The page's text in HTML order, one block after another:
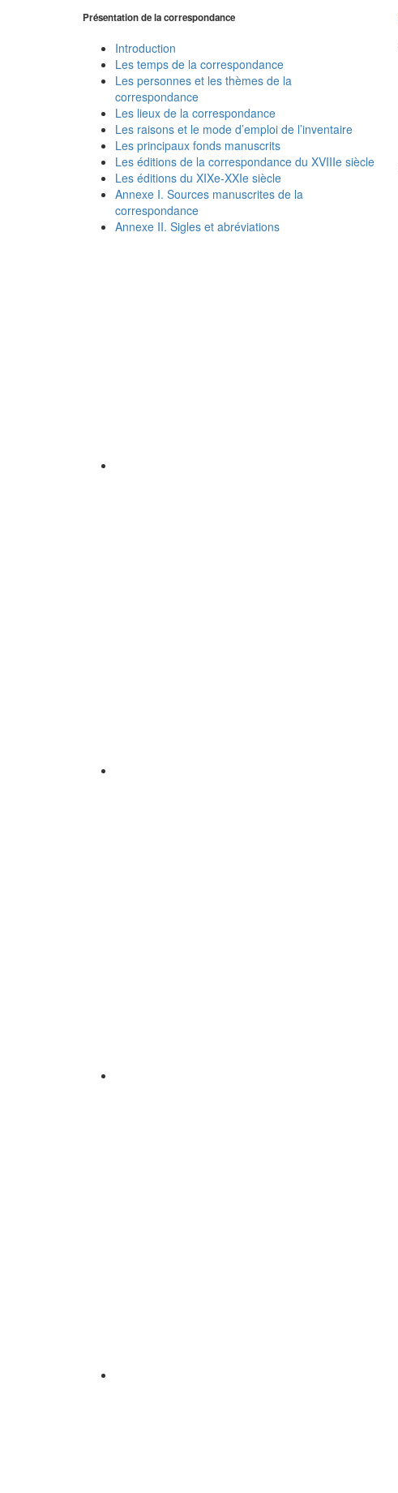
Présentation de la correspondance
Introduction
Les temps de la correspondance
Les personnes et les thèmes de la
correspondance
Les lieux de la correspondance
Les raisons et le mode d’emploi de l’inventaire
Les principaux fonds manuscrits
Les éditions de la correspondance du XVIIIe siècle
Les éditions du XIXe-XXIe siècle
Annexe I. Sources manuscrites de la
correspondance
Annexe II. Sigles et abréviations